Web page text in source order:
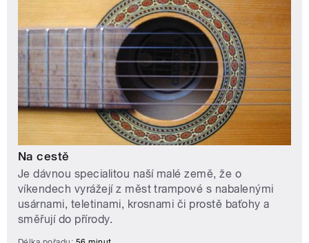
Na cestě
Je dávnou specialitou naší malé země, že o
víkendech vyrážejí z měst trampové s nabalenými
usárnami, teletinami, krosnami či prostě baťohy a
směřují do přírody.